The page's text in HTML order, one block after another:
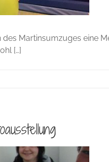
Martinsumzuges eine
[…]